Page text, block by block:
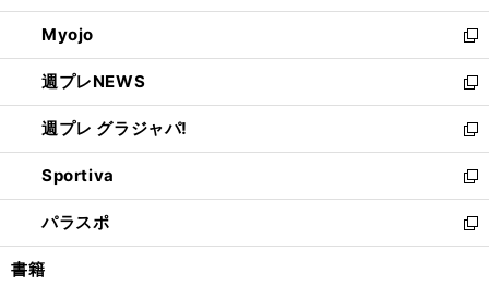
開
く
ウ
で
開
く
ン
ド
ウ
で
開
く
ウ
ィ
ン
ド
ウ
で
開
く
Myojo
新
し
い
ウ
ィ
ン
ド
ウ
で
開
週プレNEWS
新
し
い
ウ
ィ
ン
ド
ウ
週プレ グラジャパ!
新
し
い
ウ
ィ
ン
Sportiva
新
し
い
ウ
パラスポ
新
し
書籍